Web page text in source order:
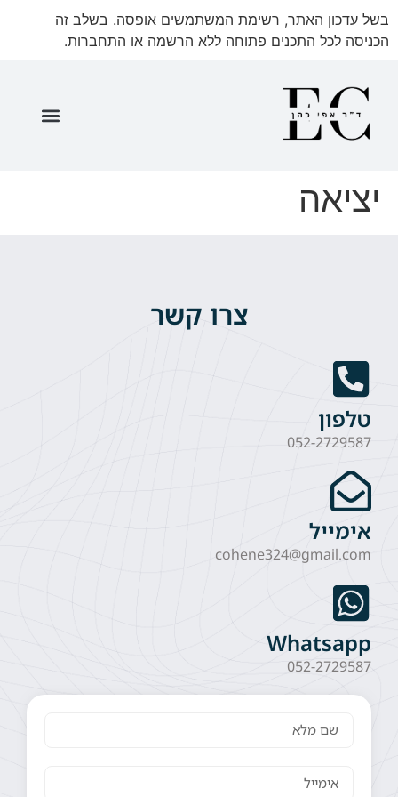
בשל עדכון האתר, רשימת המשתמשים אופסה. בשלב זה
הכניסה לכל התכנים פתוחה ללא הרשמה או התחברות.
יציאה
צרו קשר
טלפון
052-2729587
אימייל
cohene324@gmail.com
Whatsapp
052-2729587